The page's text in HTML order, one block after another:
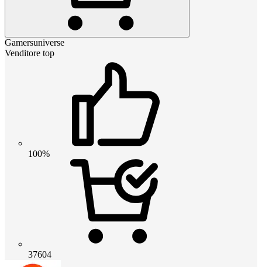
Gamersuniverse
Venditore top
100%
37604